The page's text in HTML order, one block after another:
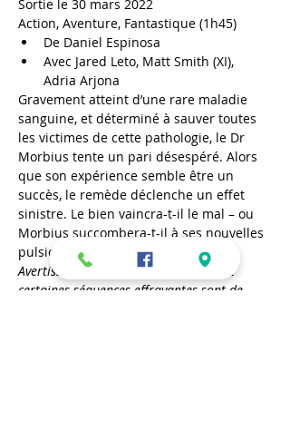
Sortie le 30 mars 2022
Action, Aventure, Fantastique (1h45)
De Daniel Espinosa
Avec Jared Leto, Matt Smith (XI),
Adria Arjona
Gravement atteint d’une rare maladie
sanguine, et déterminé à sauver toutes
les victimes de cette pathologie, le Dr
Morbius tente un pari désespéré. Alors
que son expérience semble être un
succès, le remède déclenche un effet
sinistre. Le bien vaincra-t-il le mal – ou
Morbius succombera-t-il à ses nouvelles
pulsions ?
Avertissement : des scènes violentes et
certaines séquences effrayantes sont de